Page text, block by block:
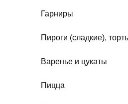
Гарниры
Пироги (сладкие),
Варенье и цукаты
Пицца